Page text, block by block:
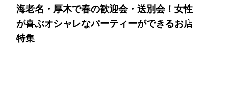
海老名・厚木で春の歓迎会・送別会！女性
が喜ぶオシャレなパーティーができるお店
特集